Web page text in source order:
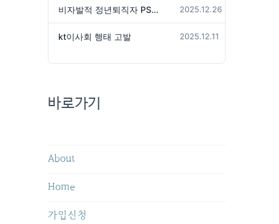
비자발적 정년퇴직자 PS성과급 미지급은 임금체불 아닌가? 2025.12.26
kt이사회 행태 고발 2025.12.11
바로가기
About
Home
가입신청